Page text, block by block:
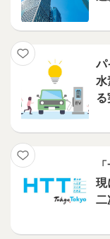
パ
水
る
現
二